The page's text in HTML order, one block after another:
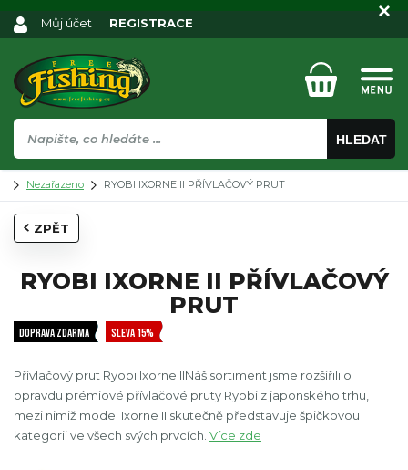
HLEDAT
Můj účet REGISTRACE
Nezařazeno RYOBI IXORNE II PŘÍVLAČOVÝ PRUT
ZPĚT
RYOBI IXORNE II PŘÍVLAČOVÝ
PRUT
DOPRAVA ZDARMA SLEVA 15%
Přívlačový prut Ryobi Ixorne IINáš sortiment jsme rozšířili o
opravdu prémiové přívlačové pruty Ryobi z japonského trhu,
mezi nimiž model Ixorne II skutečně představuje špičkovou
kategorii ve všech svých prvcích. Více zde